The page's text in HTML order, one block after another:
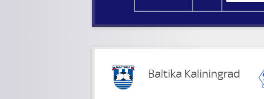
Baltika Kaliningrad